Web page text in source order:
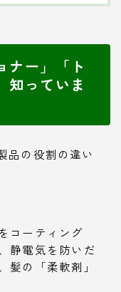
ナー」「ト
知っていま
品の役割の違い
コーティング
静電気を防いだ
髪の「柔軟剤」